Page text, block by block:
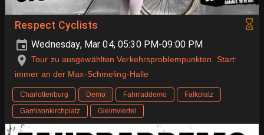
Respect Cyclists
Wednesday, Mar 04, 05:30 PM-09:00 PM
Tour zu ausgewählten Verkehrsproblempunkten. Start:
immer an der Max-Schmeling-Halle
Charlottenburg Demo Fahrraddemo
Falkplatz
Garnisonkirchplatz
Gleimviertel